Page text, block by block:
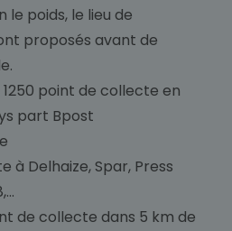
le poids, le lieu de
proposés avant de
1250 point de collecte en
part Bpost
Delhaize, Spar, Press
de collecte dans 5 km de